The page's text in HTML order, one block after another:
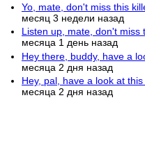
Yo, mate, don't miss this
месяц 3 недели назад
Listen up, mate, don't
месяца 1 день назад
Hey there, buddy, have a
месяца 2 дня назад
Hey, pal, have a look at
месяца 2 дня назад